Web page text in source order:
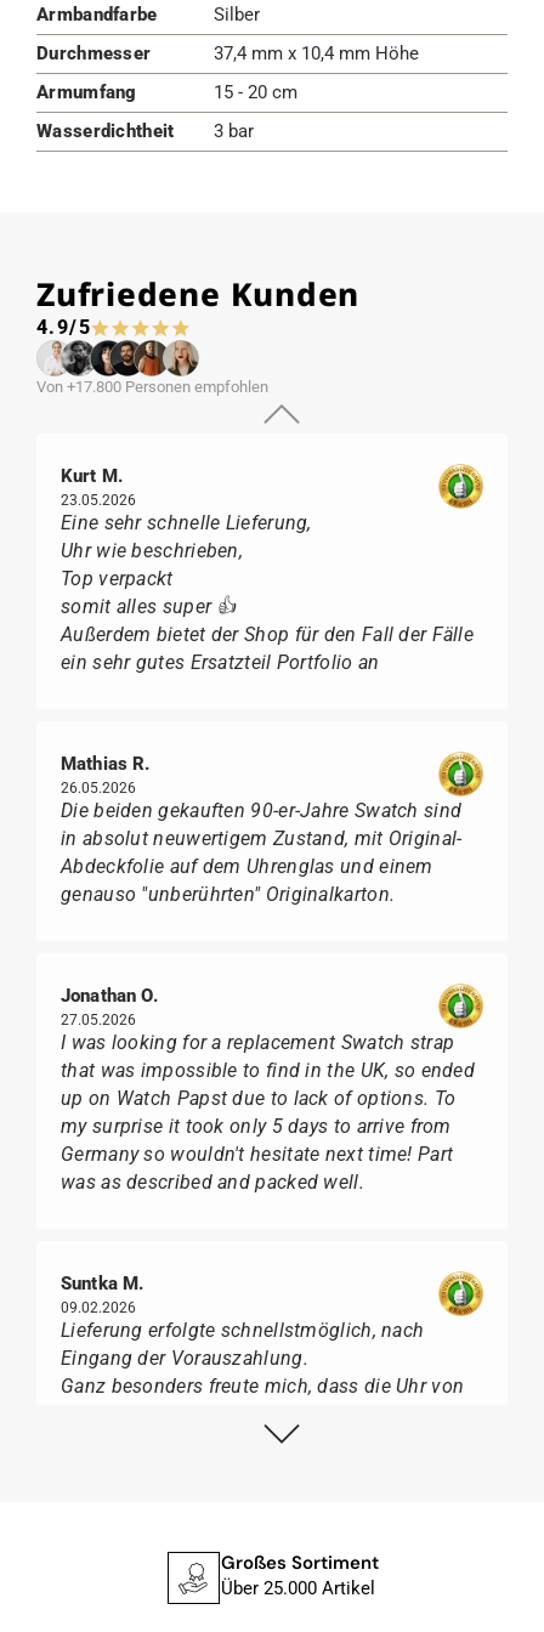
Armbandfarbe
Silber
Durchmesser
37,4 mm x 10,4 mm Höhe
Armumfang
15 - 20 cm
Wasserdichtheit
3 bar
Zufriedene Kunden
4.9/5
Von +17.800 Personen empfohlen
Kurt M.
23.05.2026
Eine sehr schnelle Lieferung,
Uhr wie beschrieben,
Top verpackt
somit alles super 👍
Außerdem bietet der Shop für den Fall der Fälle
ein sehr gutes Ersatzteil Portfolio an
Mathias R.
26.05.2026
Die beiden gekauften 90-er-Jahre Swatch sind
in absolut neuwertigem Zustand, mit Original-
Abdeckfolie auf dem Uhrenglas und einem
genauso "unberührten" Originalkarton.
Jonathan O.
27.05.2026
I was looking for a replacement Swatch strap
that was impossible to find in the UK, so ended
up on Watch Papst due to lack of options. To
my surprise it took only 5 days to arrive from
Germany so wouldn't hesitate next time! Part
was as described and packed well.
Suntka M.
09.02.2026
Lieferung erfolgte schnellstmöglich, nach
Eingang der Vorauszahlung.
Ganz besonders freute mich, dass die Uhr von
geliefert wurde, sondern mit der gelben
für seine professionelle Arbeit und tollen
Service extrem weiter empfehlen.
Großes Sortiment
Über 25.000 Artikel